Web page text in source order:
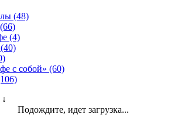
(48)
(4)
с собой» (60)
↓
Подождите, идет загрузка...